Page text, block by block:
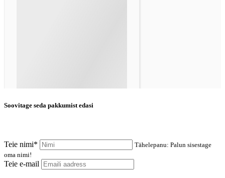
Soovitage seda pakkumist edasi
Teie nimi*
Tähelepanu: Palun sisestage
oma nimi!
Teie e-mail